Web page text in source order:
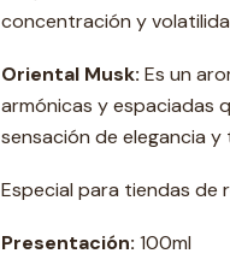
concentración y
Oriental Musk: Es un
armónicas y espaciadas
sensación de elegancia
Especial para tiendas de
Presentación: 100ml